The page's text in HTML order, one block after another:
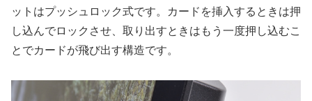
ットはプッシュロック式です。カードを挿入するときは押
し込んでロックさせ、取り出すときはもう一度押し込むこ
とでカードが飛び出す構造です。